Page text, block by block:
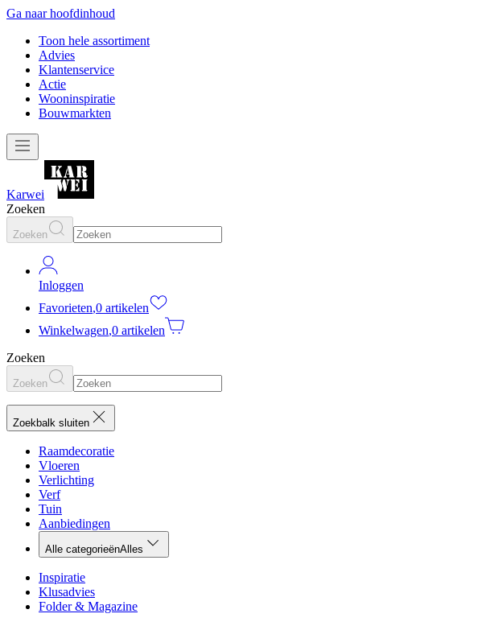
Ga naar hoofdinhoud
Toon hele assortiment
Advies
Klantenservice
Actie
Wooninspiratie
Bouwmarkten
Karwei
Zoeken
Zoeken
Inloggen
Favorieten,0 artikelen
Winkelwagen,0 artikelen
Zoeken
Zoeken
Zoekbalk sluiten
Raamdecoratie
Vloeren
Verlichting
Verf
Tuin
Aanbiedingen
Alle categorieënAlles
Inspiratie
Klusadvies
Folder & Magazine